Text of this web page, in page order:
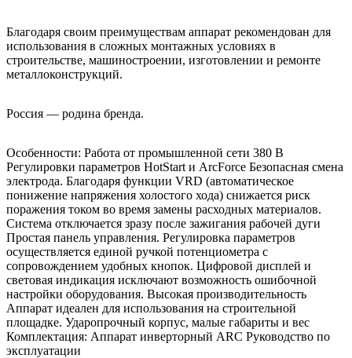
Благодаря своим преимуществам аппарат рекомендован для
использования в сложных монтажных условиях в
строительстве, машиностроении, изготовлении и ремонте
металлоконструкций.
Россия — родина бренда.
Особенности: Работа от промышленной сети 380 В
Регулировки параметров HotStart и ArcForce Безопасная смена
электрода. Благодаря функции VRD (автоматическое
понижение напряжения холостого хода) снижается риск
поражения током во время замены расходных материалов.
Система отключается зразу после зажигания рабочей дуги
Простая панель управления. Регулировка параметров
осуществляется единой ручкой потенциометра с
сопровождением удобных кнопок. Цифровой дисплей и
световая индикация исключают возможность ошибочной
настройки оборудования. Высокая производительность
Аппарат идеален для использования на строительной
площадке. Ударопрочный корпус, малые габариты и вес
Комплектация: Аппарат инверторный ARC Руководство по
эксплуатации